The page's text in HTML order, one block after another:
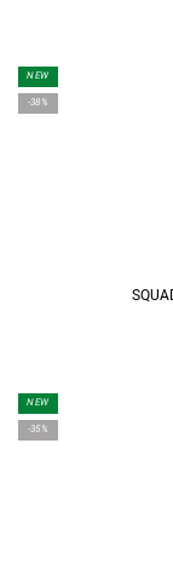
NEW
-38%
NEW
-35%